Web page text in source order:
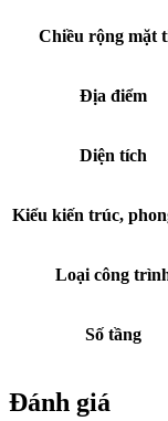
Chiều rộng mặt
Địa điểm
Diện tích
Kiểu kiến trúc,
Loại công
Số tầng
Đánh giá